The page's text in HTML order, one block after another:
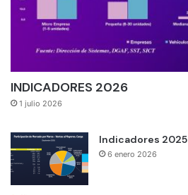
INDICADORES 2026
1 julio 2026
Indicadores 2025
6 enero 2026